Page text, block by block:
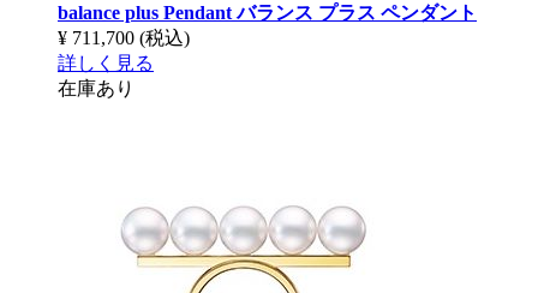
balance plus Pendantバランス プラス ペンダント
¥ 711,700 (税込)
詳しく見る
在庫あり